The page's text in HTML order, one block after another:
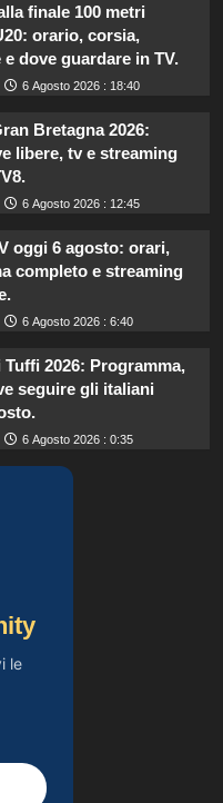
finale 100 metri
orario, corsia,
dove guardare in TV.
6 Agosto 2026 : 18:40
Bretagna 2026:
libere, tv e streaming
6 Agosto 2026 : 12:45
oggi 6 agosto: orari,
completo e streaming
6 Agosto 2026 : 6:40
2026: Programma,
seguire gli italiani
6 Agosto 2026 : 0:35
le